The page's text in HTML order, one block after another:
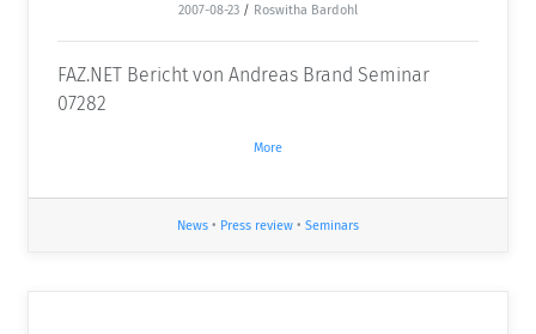
2007-08-23 / Roswitha Bardohl
FAZ.NET Bericht von Andreas Brand Seminar
07282
More
News • Press review • Seminars